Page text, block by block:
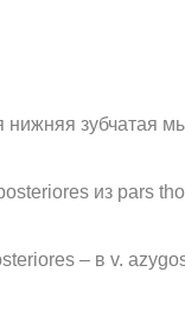
нижняя зубчатая
из pars
– в v.